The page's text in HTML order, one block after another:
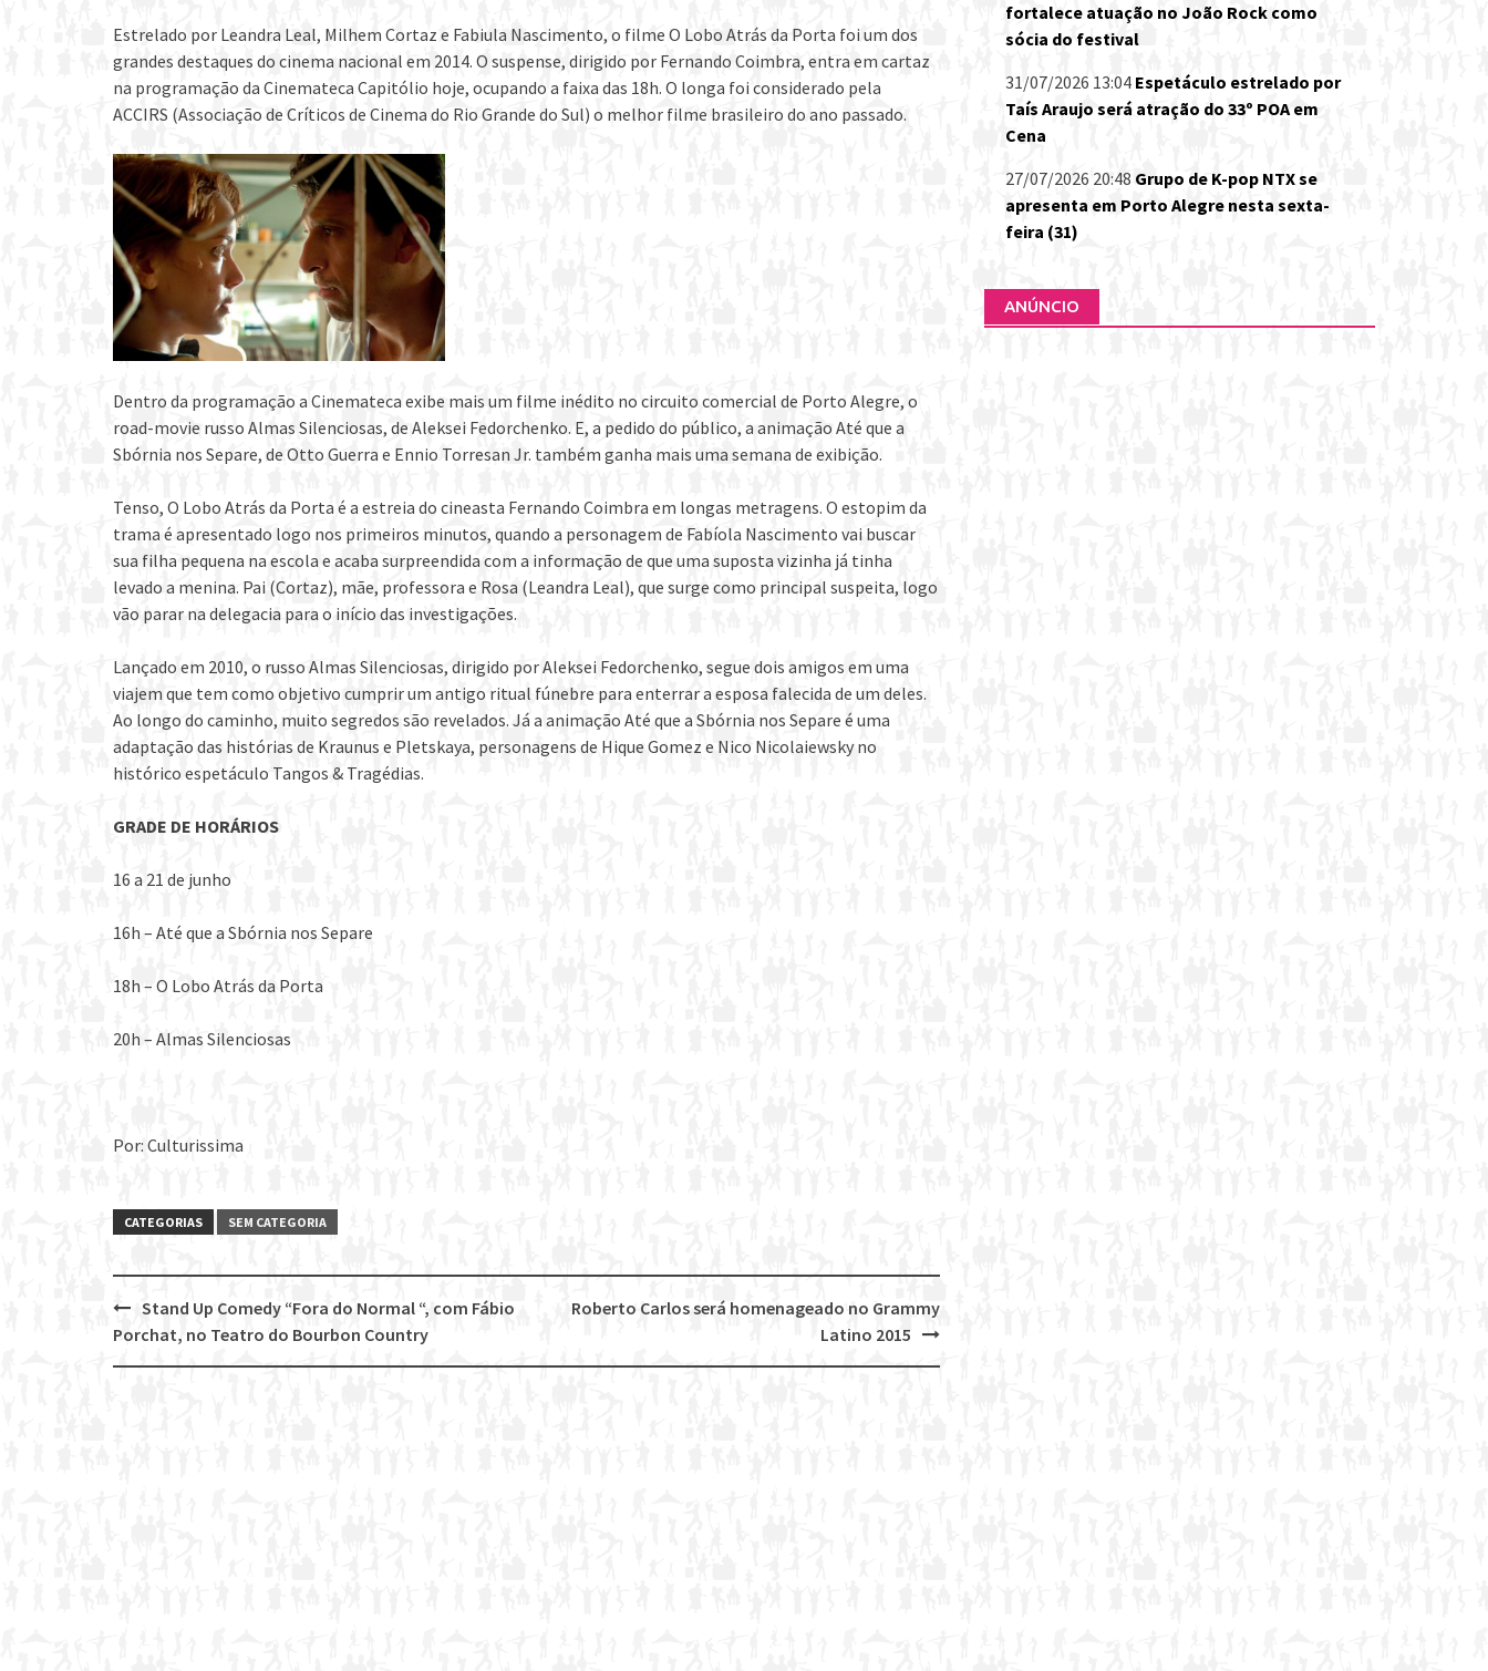
Estrelado por Leandra Leal, Milhem Cortaz e Fabiula Nascimento, o filme O Lobo Atrás da Porta foi um dos
grandes destaques do cinema nacional em 2014. O suspense, dirigido por Fernando Coimbra, entra em cartaz
na programação da Cinemateca Capitólio hoje, ocupando a faixa das 18h. O longa foi considerado pela
ACCIRS (Associação de Críticos de Cinema do Rio Grande do Sul) o melhor filme brasileiro do ano passado.
Dentro da programação a Cinemateca exibe mais um filme inédito no circuito comercial de Porto Alegre, o
road-movie russo Almas Silenciosas, de Aleksei Fedorchenko. E, a pedido do público, a animação Até que a
Sbórnia nos Separe, de Otto Guerra e Ennio Torresan Jr. também ganha mais uma semana de exibição.
Tenso, O Lobo Atrás da Porta é a estreia do cineasta Fernando Coimbra em longas metragens. O estopim da
trama é apresentado logo nos primeiros minutos, quando a personagem de Fabíola Nascimento vai buscar
sua filha pequena na escola e acaba surpreendida com a informação de que uma suposta vizinha já tinha
levado a menina. Pai (Cortaz), mãe, professora e Rosa (Leandra Leal), que surge como principal suspeita, logo
vão parar na delegacia para o início das investigações.
Lançado em 2010, o russo Almas Silenciosas, dirigido por Aleksei Fedorchenko, segue dois amigos em uma
viajem que tem como objetivo cumprir um antigo ritual fúnebre para enterrar a esposa falecida de um deles.
Ao longo do caminho, muito segredos são revelados. Já a animação Até que a Sbórnia nos Separe é uma
adaptação das histórias de Kraunus e Pletskaya, personagens de Hique Gomez e Nico Nicolaiewsky no
histórico espetáculo Tangos & Tragédias.
GRADE DE HORÁRIOS
16 a 21 de junho
16h – Até que a Sbórnia nos Separe
18h – O Lobo Atrás da Porta
20h – Almas Silenciosas
Por: Culturissima
CATEGORIAS SEM CATEGORIA
Post
navigation
Roberto Carlos será homenageado no Grammy
Latino 2015
Stand Up Comedy “Fora do Normal “, com Fábio
Porchat, no Teatro do Bourbon Country
fortalece atuação no João Rock como
sócia do festival
31/07/2026 13:04 Espetáculo estrelado por
Taís Araujo será atração do 33º POA em
Cena
27/07/2026 20:48 Grupo de K-pop NTX se
apresenta em Porto Alegre nesta sexta-
feira (31)
ANÚNCIO